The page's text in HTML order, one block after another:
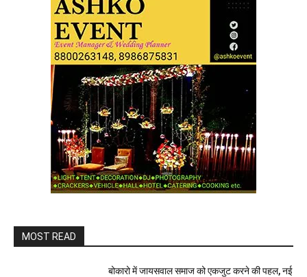
MOST READ
बोकारो में जायसवाल समाज को एकजुट करने की पहल, नई